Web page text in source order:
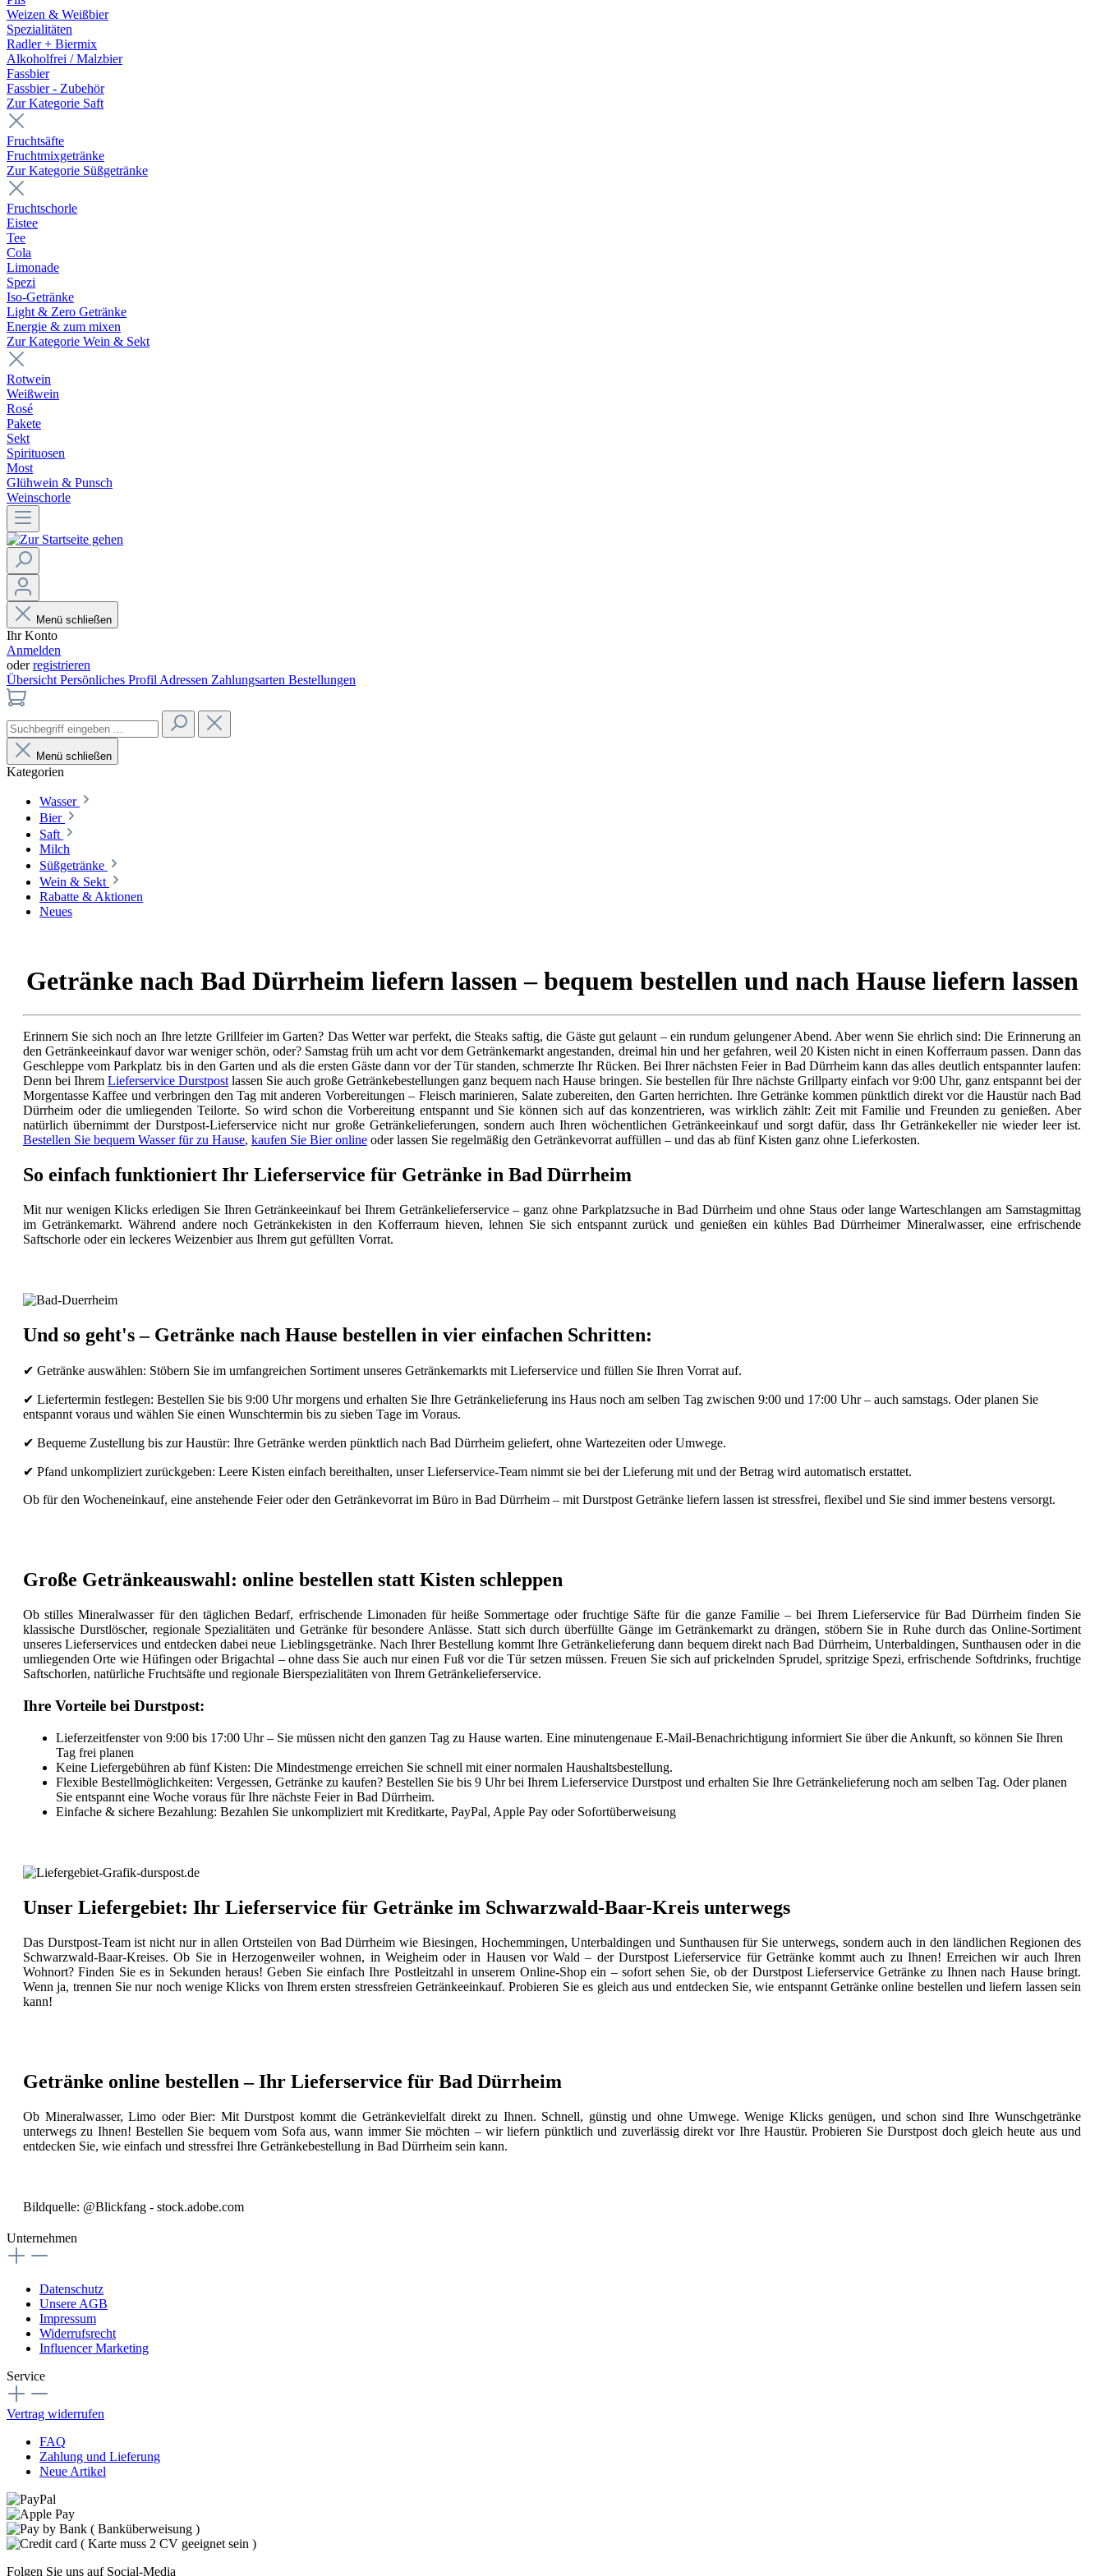
Weizen & Weißbier
Spezialitäten
Radler + Biermix
Alkoholfrei / Malzbier
Fassbier
Fassbier - Zubehör
Zur Kategorie Saft
Fruchtsäfte
Fruchtmixgetränke
Zur Kategorie Süßgetränke
Fruchtschorle
Eistee
Tee
Cola
Limonade
Spezi
Iso-Getränke
Light & Zero Getränke
Energie & zum mixen
Zur Kategorie Wein & Sekt
Rotwein
Weißwein
Rosé
Pakete
Sekt
Spirituosen
Most
Glühwein & Punsch
Weinschorle
Menü schließen
Ihr Konto
Anmelden
oderregistrieren
Übersicht Persönliches Profil Adressen Zahlungsarten Bestellungen
Menü schließen
Kategorien
Wasser
Bier
Saft
Milch
Süßgetränke
Wein & Sekt
Rabatte & Aktionen
Neues
Getränke nach Bad Dürrheim liefern lassen – bequem bestellen und nach Hause liefern lassen
Erinnern Sie sich noch an Ihre letzte Grillfeier im Garten? Das Wetter war perfekt, die Steaks saftig, die Gäste gut gelaunt – ein rundum gelungener Abend. Aber wenn Sie ehrlich sind: Die Erinnerung an
den Getränkeeinkauf davor war weniger schön, oder? Samstag früh um acht vor dem Getränkemarkt angestanden, dreimal hin und her gefahren, weil 20 Kisten nicht in einen Kofferraum passen. Dann das
Geschleppe vom Parkplatz bis in den Garten und als die ersten Gäste dann vor der Tür standen, schmerzte Ihr Rücken. Bei Ihrer nächsten Feier in Bad Dürrheim kann das alles deutlich entspannter laufen:
Denn bei IhremLieferservice Durstpost lassen Sie auch große Getränkebestellungen ganz bequem nach Hause bringen. Sie bestellen für Ihre nächste Grillparty einfach vor 9:00 Uhr, ganz entspannt bei der
Morgentasse Kaffee und verbringen den Tag mit anderen Vorbereitungen – Fleisch marinieren, Salate zubereiten, den Garten herrichten. Ihre Getränke kommen pünktlich direkt vor die Haustür nach Bad
Dürrheim oder die umliegenden Teilorte. So wird schon die Vorbereitung entspannt und Sie können sich auf das konzentrieren, was wirklich zählt: Zeit mit Familie und Freunden zu genießen. Aber
natürlich übernimmt der Durstpost-Lieferservice nicht nur große Getränkelieferungen, sondern auch Ihren wöchentlichen Getränkeeinkauf und sorgt dafür, dass Ihr Getränkekeller nie wieder leer ist.
Bestellen Sie bequem Wasser für zu Hause, kaufen Sie Bier online oder lassen Sie regelmäßig den Getränkevorrat auffüllen – und das ab fünf Kisten ganz ohne Lieferkosten.
So einfach funktioniert Ihr Lieferservice für Getränke in Bad Dürrheim
Mit nur wenigen Klicks erledigen Sie Ihren Getränkeeinkauf bei Ihrem Getränkelieferservice – ganz ohne Parkplatzsuche in Bad Dürrheim und ohne Staus oder lange Warteschlangen am Samstagmittag
im Getränkemarkt. Während andere noch Getränkekisten in den Kofferraum hieven, lehnen Sie sich entspannt zurück und genießen ein kühles Bad Dürrheimer Mineralwasser, eine erfrischende
Saftschorle oder ein leckeres Weizenbier aus Ihrem gut gefüllten Vorrat.
Und so geht's – Getränke nach Hause bestellen in vier einfachen Schritten:
✔ Getränke auswählen: Stöbern Sie im umfangreichen Sortiment unseres Getränkemarkts mit Lieferservice und füllen Sie Ihren Vorrat auf.
✔ Liefertermin festlegen: Bestellen Sie bis 9:00 Uhr morgens und erhalten Sie Ihre Getränkelieferung ins Haus noch am selben Tag zwischen 9:00 und 17:00 Uhr – auch samstags. Oder planen Sie
entspannt voraus und wählen Sie einen Wunschtermin bis zu sieben Tage im Voraus.
✔ Bequeme Zustellung bis zur Haustür: Ihre Getränke werden pünktlich nach Bad Dürrheim geliefert, ohne Wartezeiten oder Umwege.
✔ Pfand unkompliziert zurückgeben: Leere Kisten einfach bereithalten, unser Lieferservice-Team nimmt sie bei der Lieferung mit und der Betrag wird automatisch erstattet.
Ob für den Wocheneinkauf, eine anstehende Feier oder den Getränkevorrat im Büro in Bad Dürrheim – mit Durstpost Getränke liefern lassen ist stressfrei, flexibel und Sie sind immer bestens versorgt.
Große Getränkeauswahl: online bestellen statt Kisten schleppen
Ob stilles Mineralwasser für den täglichen Bedarf, erfrischende Limonaden für heiße Sommertage oder fruchtige Säfte für die ganze Familie – bei Ihrem Lieferservice für Bad Dürrheim finden Sie
klassische Durstlöscher, regionale Spezialitäten und Getränke für besondere Anlässe. Statt sich durch überfüllte Gänge im Getränkemarkt zu drängen, stöbern Sie in Ruhe durch das Online-Sortiment
unseres Lieferservices und entdecken dabei neue Lieblingsgetränke. Nach Ihrer Bestellung kommt Ihre Getränkelieferung dann bequem direkt nach Bad Dürrheim, Unterbaldingen, Sunthausen oder in die
umliegenden Orte wie Hüfingen oder Brigachtal – ohne dass Sie auch nur einen Fuß vor die Tür setzen müssen. Freuen Sie sich auf prickelnden Sprudel, spritzige Spezi, erfrischende Softdrinks, fruchtige
Saftschorlen, natürliche Fruchtsäfte und regionale Bierspezialitäten von Ihrem Getränkelieferservice.
Ihre Vorteile bei Durstpost:
Lieferzeitfenster von 9:00 bis 17:00 Uhr – Sie müssen nicht den ganzen Tag zu Hause warten. Eine minutengenaue E-Mail-Benachrichtigung informiert Sie über die Ankunft, so können Sie Ihren
Tag frei planen
Keine Liefergebühren ab fünf Kisten: Die Mindestmenge erreichen Sie schnell mit einer normalen Haushaltsbestellung.
Flexible Bestellmöglichkeiten: Vergessen, Getränke zu kaufen? Bestellen Sie bis 9 Uhr bei Ihrem Lieferservice Durstpost und erhalten Sie Ihre Getränkelieferung noch am selben Tag. Oder planen
Sie entspannt eine Woche voraus für Ihre nächste Feier in Bad Dürrheim.
Einfache & sichere Bezahlung: Bezahlen Sie unkompliziert mit Kreditkarte, PayPal, Apple Pay oder Sofortüberweisung
Unser Liefergebiet: Ihr Lieferservice für Getränke im Schwarzwald-Baar-Kreis unterwegs
Das Durstpost-Team ist nicht nur in allen Ortsteilen von Bad Dürrheim wie Biesingen, Hochemmingen, Unterbaldingen und Sunthausen für Sie unterwegs, sondern auch in den ländlichen Regionen des
Schwarzwald-Baar-Kreises. Ob Sie in Herzogenweiler wohnen, in Weigheim oder in Hausen vor Wald – der Durstpost Lieferservice für Getränke kommt auch zu Ihnen! Erreichen wir auch Ihren
Wohnort? Finden Sie es in Sekunden heraus! Geben Sie einfach Ihre Postleitzahl in unserem Online-Shop ein – sofort sehen Sie, ob der Durstpost Lieferservice Getränke zu Ihnen nach Hause bringt.
Wenn ja, trennen Sie nur noch wenige Klicks von Ihrem ersten stressfreien Getränkeeinkauf. Probieren Sie es gleich aus und entdecken Sie, wie entspannt Getränke online bestellen und liefern lassen sein
kann!
Getränke online bestellen – Ihr Lieferservice für Bad Dürrheim
Ob Mineralwasser, Limo oder Bier: Mit Durstpost kommt die Getränkevielfalt direkt zu Ihnen. Schnell, günstig und ohne Umwege. Wenige Klicks genügen, und schon sind Ihre Wunschgetränke
unterwegs zu Ihnen! Bestellen Sie bequem vom Sofa aus, wann immer Sie möchten – wir liefern pünktlich und zuverlässig direkt vor Ihre Haustür. Probieren Sie Durstpost doch gleich heute aus und
entdecken Sie, wie einfach und stressfrei Ihre Getränkebestellung in Bad Dürrheim sein kann.
Bildquelle: @Blickfang - stock.adobe.com
Unternehmen
Datenschutz
Unsere AGB
Impressum
Widerrufsrecht
Influencer Marketing
Service
Vertrag widerrufen
FAQ
Zahlung und Lieferung
Neue Artikel
Folgen Sie uns auf Social-Media